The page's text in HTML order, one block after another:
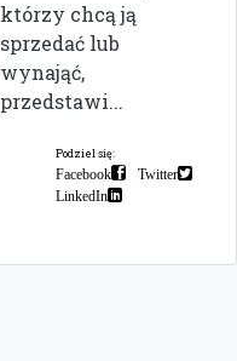
którzy chcą ją
sprzedać lub
wynająć,
przedstawi...
Podziel się:
Facebook
Twitter
LinkedIn